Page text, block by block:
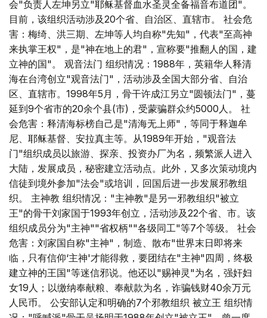
会"负责人左坤另立"耶稣基督血水圣灵全备福音布道团"。
目前，该组织活动涉及20个省、自治区、直辖市。 社会危
害：梅绮、洪三期、左坤等人均自称"先知"，代表"至高神
来执掌王权"，是"神在地上的君"，宣称要"推翻人的国，建
立神的国"。 观音法门 组织情况：1988年，英籍华人释清
海在台湾创立"观音法门"，活动涉及全国大部分省、自治
区、直辖市。1998年5月，骨干许成江另立"圆顿法门"，蔓
延到9个省市的20余个县(市)，受蒙骗群众约5000人。 社
会危害：释清海标榜自己是"清海无上师"，等同于释迦牟
尼、耶稣基督、安拉真主等。从1989年开始，"观音法
门"组织成员以旅游、探亲、投资办厂为名，频繁派人进入
大陆，发展成员，秘密建立活动点。此外，又多次策动境内
信徒到境外参加"法会"或培训，回国后进一步发展邪教组
织。 主神教 组织情况："主神教"是另一邪教组织"被立
王"的骨干刘家国于1993年创立，活动涉及22个省、市。该
组织成员分为"主神""省权柄""各级同工"等7个等级。 社会
危害：刘家国自称"主神"，制造、散布"世界末日即将来
临，只有信仰‘主神'才能得救，要团结在"主神"四周，终极
建立神的王国"等迷信邪说。他还以"赐神灵"为名，强奸妇
女19人；以缴纳奉献粮、奉献款为名，诈骗钱财40余万元
人民币。 公安部认定和明确的7个邪教组织 被立王 组织情